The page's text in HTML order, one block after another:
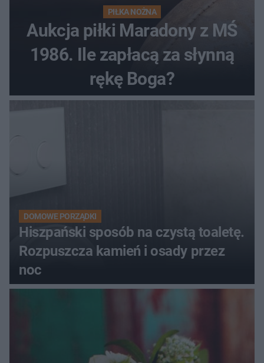
PIŁKA NOŻNA
Aukcja piłki Maradony z MŚ
1986. Ile zapłacą za słynną
rękę Boga?
DOMOWE PORZĄDKI
Hiszpański sposób na czystą toaletę.
Rozpuszcza kamień i osady przez
noc